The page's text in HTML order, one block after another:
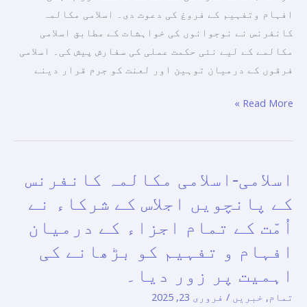
نظر
کی
گئی۔
افہام وتفہیم کے فروغ کی دعوت دی۔ اسلامی مکالمہ
کانفرنس نے نوجوانوں کی خواہشات کے مطابق اسلامی
مکالمے کے لیے نئی حکمت عملی کی سفارش پیش کی۔ اسلامی
فرقوں کے درمیان توہین اور لعنت کو جرم قرار دینے
Read More »
اسلامی-اسلامی مکالمہ کانفرنس
کے پانچویں اجلاس کے شرکاء نے
اُمّت کے تمام اجزاء کے درمیان
افہام و تفہیم کو بڑھانے کی
اہمیت پر زور دیا۔
تمام, خبریں / فروری 23, 2025
اسلامی-
مکالمہ
کانفرنس
کے
اجلاس
کے